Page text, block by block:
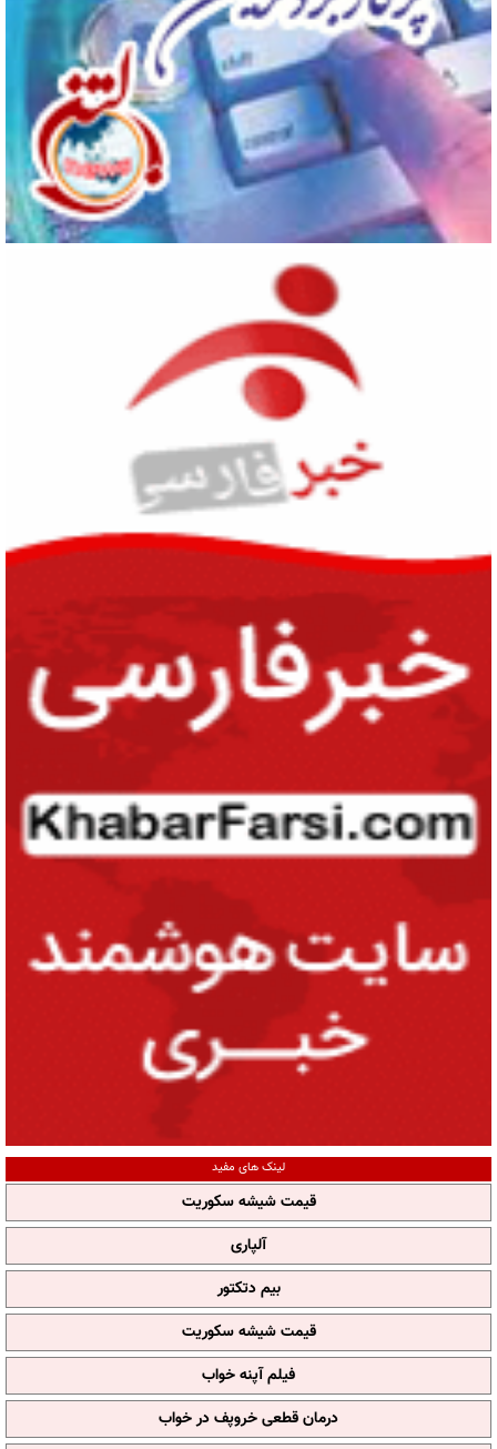
لینک های مفید
قیمت شیشه سکوریت
آلپاری
بیم دتکتور
قیمت شیشه سکوریت
فیلم آپنه خواب
درمان قطعی خروپف در خواب